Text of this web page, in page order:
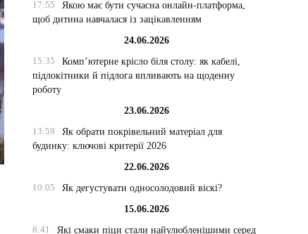
17:55
Якою має бути сучасна онлайн-платформа,
щоб дитина навчалася із зацікавленням
24.06.2026
15:35
Комп’ютерне крісло біля столу: як кабелі,
підлокітники й підлога впливають на щоденну
роботу
23.06.2026
13:59
Як обрати покрівельний матеріал для
будинку: ключові критерії 2026
22.06.2026
10:05
Як дегустувати односолодовий віскі?
15.06.2026
8:41
Які смаки піци стали найулюбленішими серед